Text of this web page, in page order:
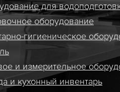
для
оборудование
гигиеническое
и измерительное
и кухонный инвентарь